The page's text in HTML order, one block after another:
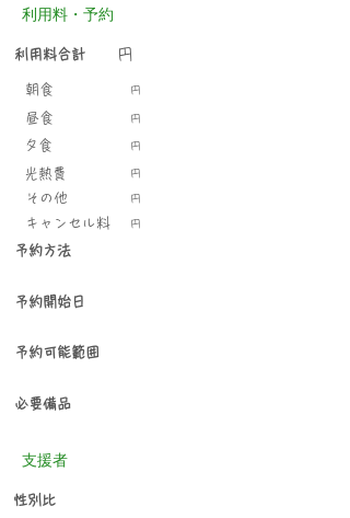
利用料・予約
利用料合計 円
​朝食
​昼食
​夕食
光熱費
​その他
キャンセル料
円
円
円
円
円
円
予約方法
予約開始日
予約可能範囲
必要備品
支援者
性別比